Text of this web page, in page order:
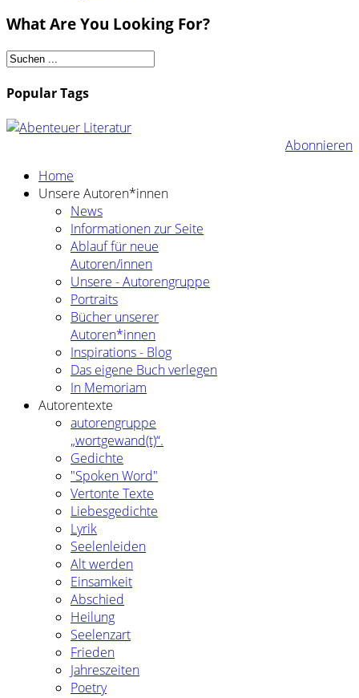
What Are You Looking For?
Popular Tags
Abonnieren
Home
Unsere Autoren*innen
News
Informationen zur Seite
Ablauf für neue
Autoren/innen
Unsere - Autorengruppe
Portraits
Bücher unserer
Autoren*innen
Inspirations - Blog
Das eigene Buch verlegen
In Memoriam
Autorentexte
autorengruppe
„wortgewand(t)“.
Gedichte
"Spoken Word"
Vertonte Texte
Liebesgedichte
Lyrik
Seelenleiden
Alt werden
Einsamkeit
Abschied
Heilung
Seelenzart
Frieden
Jahreszeiten
Poetry